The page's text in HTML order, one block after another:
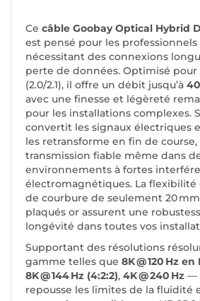
Ce câble Goobay Optical Hybrid
est pensé pour les
nécessitant des connexions
perte de données. Optimisé pour
(2.0/2.1), il offre un débit jusqu’à
avec une finesse et légèreté
pour les installations complexes.
convertit les signaux électriques
les retransforme en fin de
transmission fiable même dans
environnements à fortes
électromagnétiques. La flexibilité
de courbure de seulement 20
plaqués or assurent une
longévité dans toutes vos
Supportant des résolutions
gamme telles que 8K @ 120 Hz en
8K @ 144 Hz (4:2:2), 4K @ 240 Hz —
repousse les limites de la fluidité